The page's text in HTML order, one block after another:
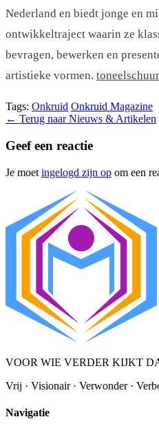
Nederland en biedt jonge en
ontwikkeltraject waarin ze
bevragen, bewerken en
artistieke vormen.
Tags: Onkruid Onkruid Magazine
← Terug naar Nieuws & Artikelen
Geef een reactie
Je moet ingelogd zijn op om een
VOOR WIE VERDER KIJKT
Vrij · Visionair · Verwonder ·
Navigatie